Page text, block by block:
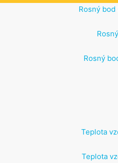
Rosný bod
Rosný
Teplota
Teplota